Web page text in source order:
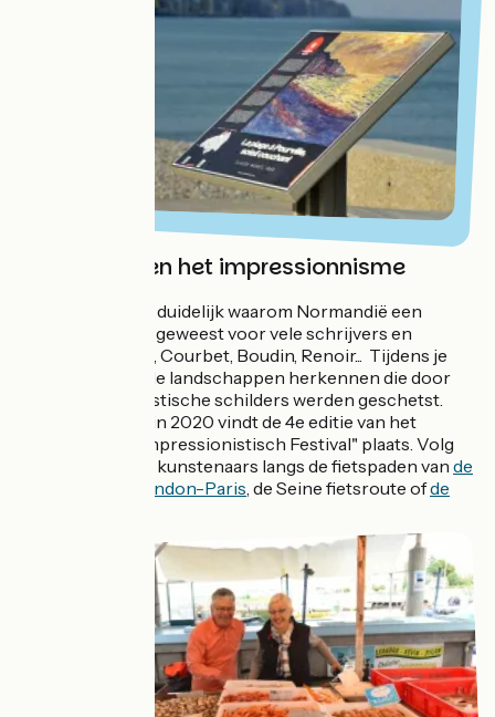
Normandië en het impressionnisme
Het wordt al snel duidelijk waarom Normandië een
inspiratiebron is geweest voor vele schrijvers en
schilders: Monet, Courbet, Boudin, Renoir... Tijdens je
fietstocht zul je de landschappen herkennen die door
deze avant-gardistische schilders werden geschetst.
Voor de agenda: in 2020 vindt de 4e editie van het
"Normandisch Impressionistisch Festival" plaats. Volg
het spoor van de kunstenaars langs de fietspaden van de
Avenue Verte London-Paris, de Seine fietsroute ofde